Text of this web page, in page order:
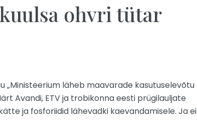
ohvri tütar
„Ministeerium läheb maavarade kasutuselevõtu
Avandi, ETV ja trobikonna eesti prügilauljate
ja fosforiidid lähevadki kaevandamisele. Ja ei